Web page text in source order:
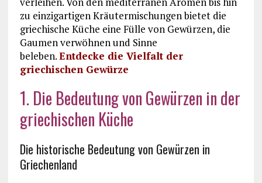
zu einzigartigen Kräutermischungen bietet die
griechische Küche eine Fülle von Gewürzen, die
Gaumen verwöhnen und Sinne
beleben.Entdecke die Vielfalt der
griechischen Gewürze
1. Die Bedeutung von Gewürzen in der
griechischen Küche
Die historische Bedeutung von Gewürzen in
Griechenland